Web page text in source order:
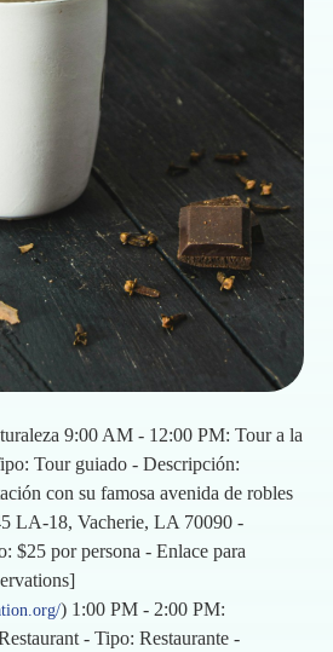
9:00 AM - 12:00 PM: Tour a la
Tour guiado - Descripción:
con su famosa avenida de robles
LA-18, Vacherie, LA 70090 -
$25 por persona - Enlace para
) 1:00 PM - 2:00 PM:
- Tipo: Restaurante -